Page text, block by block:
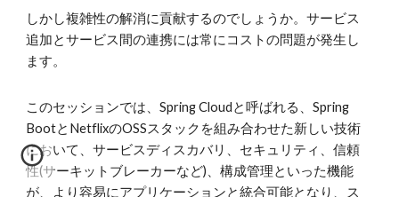
しかし複雑性の解消に貢献するのでしょうか。サービス
追加とサービス間の連携には常にコストの問題が発生し
ます。
このセッションでは、Spring Cloudと呼ばれる、Spring
BootとNetflixのOSSスタックを組み合わせた新しい技術
において、サービスディスカバリ、セキュリティ、信頼
性(サーキットブレーカーなど)、構成管理といった機能
が、より容易にアプリケーションと統合可能となり、ス